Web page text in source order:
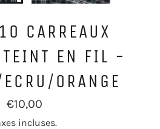
CARREAUX
TEINT EN FIL -
ORANGE
Prix
régulier
€10,00
incluses.